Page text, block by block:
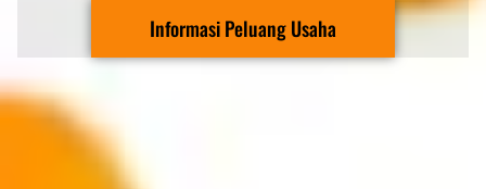
Informasi Peluang Usaha